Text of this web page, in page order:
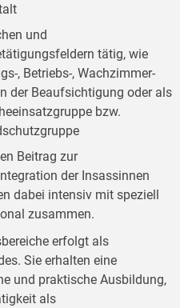
und
tätig, wie
, Betriebs-, Wachzimmer-
der Beaufsichtigung oder als
bzw.
Beitrag zur
der Insassinnen
dabei intensiv mit speziell
zusammen.
erfolgt als
Sie erhalten eine
und praktische Ausbildung,
als